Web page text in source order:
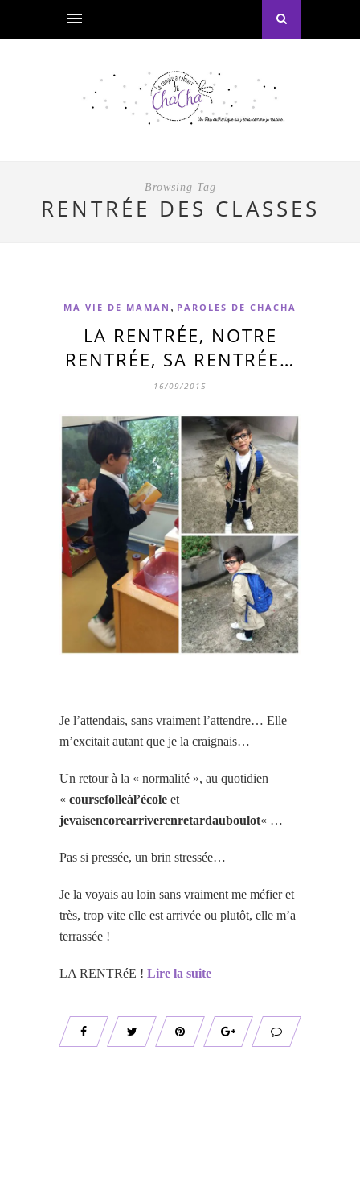
Browsing Tag
RENTRÉE DES CLASSES
MA VIE DE MAMAN , PAROLES DE CHACHA
LA RENTRÉE, NOTRE
RENTRÉE, SA RENTRÉE…
16/09/2015
Je l’attendais, sans vraiment l’attendre… Elle
m’excitait autant que je la craignais…
Un retour à la « normalité », au quotidien
« coursefolleàl’école et
jevaisencorearriverenretardauboulot« …
Pas si pressée, un brin stressée…
Je la voyais au loin sans vraiment me méfier et
très, trop vite elle est arrivée ou plutôt, elle m’a
terrassée !
LA RENTRéE ! Lire la suite